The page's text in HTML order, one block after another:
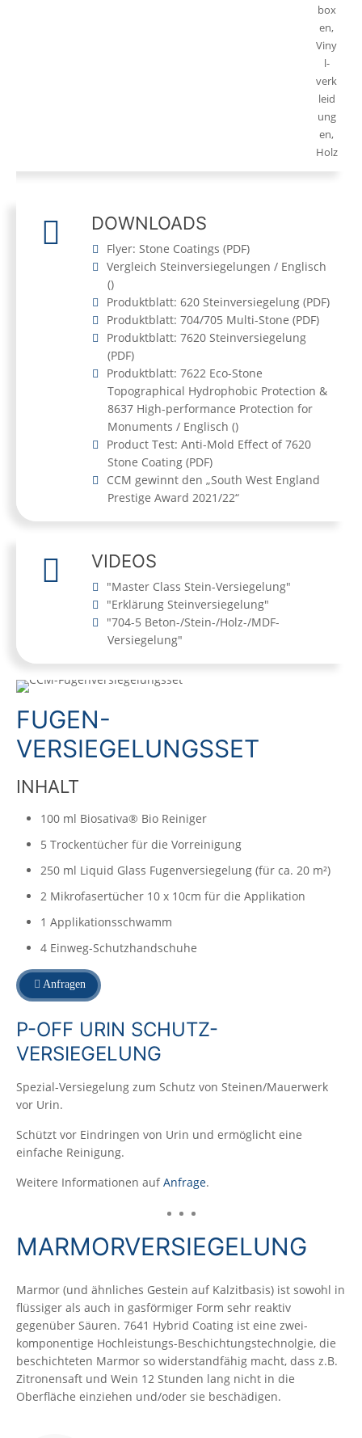
box
en,
Viny
l-
verk
leid
ung
en,
Holz
DOWNLOADS
Flyer: Stone Coatings (PDF)
Vergleich Steinversiegelungen / Englisch
()
Produktblatt: 620 Steinversiegelung (PDF)
Produktblatt: 704/705 Multi-Stone (PDF)
Produktblatt: 7620 Steinversiegelung
(PDF)
Produktblatt: 7622 Eco-Stone
Topographical Hydrophobic Protection &
8637 High-performance Protection for
Monuments / Englisch ()
Product Test: Anti-Mold Effect of 7620
Stone Coating (PDF)
CCM gewinnt den „South West England
Prestige Award 2021/22“
VIDEOS
"Master Class Stein-Versiegelung"
"Erklärung Steinversiegelung"
"704-5 Beton-/Stein-/Holz-/MDF-
Versiegelung"
FUGEN-
VERSIEGELUNGSSET
INHALT
100 ml Biosativa® Bio Reiniger
5 Trockentücher für die Vorreinigung
250 ml Liquid Glass Fugenversiegelung (für ca. 20 m²)
2 Mikrofasertücher 10 x 10cm für die Applikation
1 Applikationsschwamm
4 Einweg-Schutzhandschuhe
Anfragen
P-OFF URIN SCHUTZ-
VERSIEGELUNG
Spezial-Versiegelung zum Schutz von Steinen/Mauerwerk
vor Urin.
Schützt vor Eindringen von Urin und ermöglicht eine
einfache Reinigung.
Weitere Informationen aufAnfrage.
MARMORVERSIEGELUNG
Marmor (und ähnliches Gestein auf Kalzitbasis) ist sowohl in
flüssiger als auch in gasförmiger Form sehr reaktiv
gegenüber Säuren. 7641 Hybrid Coating ist eine zwei-
komponentige Hochleistungs-Beschichtungstechnolgie, die
beschichteten Marmor so widerstandfähig macht, dass z.B.
Zitronensaft und Wein 12 Stunden lang nicht in die
Oberfläche einziehen und/oder sie beschädigen.